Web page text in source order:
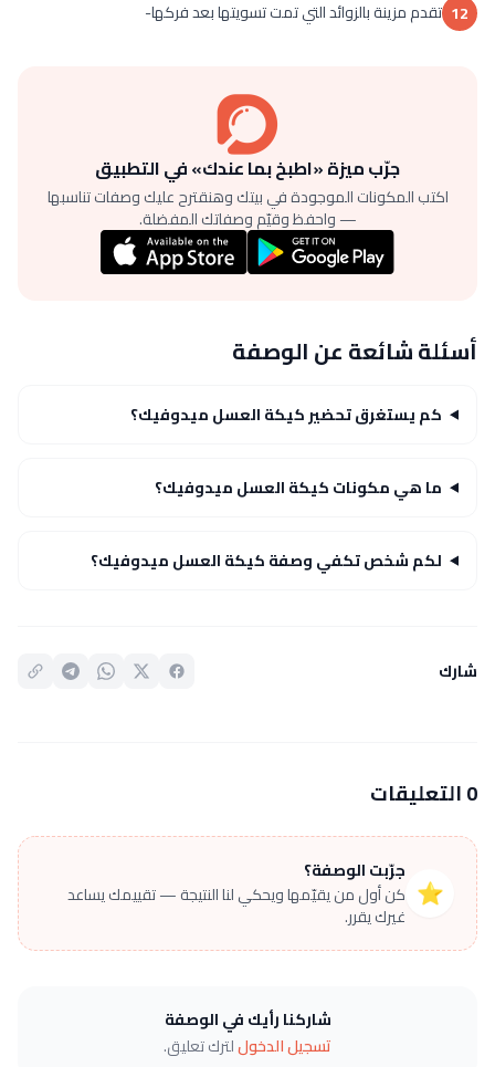
12 تقدم مزينة بالزوائد التي تمت تسويتها بعد فركها-
جرّب ميزة «اطبخ بما عندك» في التطبيق
اكتب المكونات الموجودة في بيتك وهنقترح عليك وصفات تناسبها
— واحفظ وقيّم وصفاتك المفضلة.
أسئلة شائعة عن الوصفة
كم يستغرق تحضير كيكة العسل ميدوفيك؟
ما هي مكونات كيكة العسل ميدوفيك؟
لكم شخص تكفي وصفة كيكة العسل ميدوفيك؟
شارك
0 التعليقات
⭐
جرّبت الوصفة؟
كن أول من يقيّمها ويحكي لنا النتيجة — تقييمك يساعد
غيرك يقرر.
شاركنا رأيك في الوصفة
تسجيل الدخوللترك تعليق.